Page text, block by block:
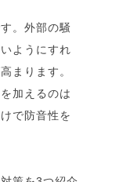
。外部の騒
ようにすれ
まります。
加えるのは
で防音性を